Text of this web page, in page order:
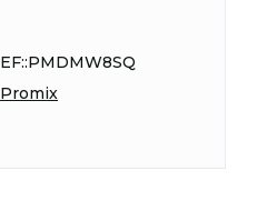
EF::PMDMW8SQ
Promix